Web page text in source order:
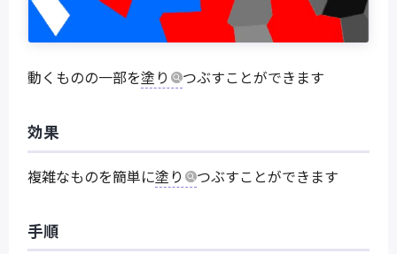
動くものの一部を塗り つぶすことができます
効果
複雑なものを簡単に塗り つぶすことができます
手順